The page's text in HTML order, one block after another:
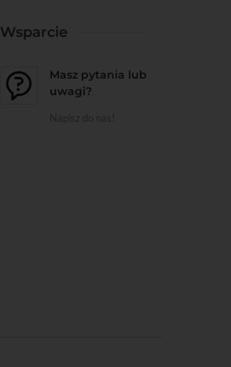
Wsparcie
Masz pytania lub
uwagi?